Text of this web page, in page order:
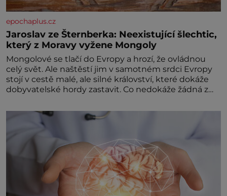
epochaplus.cz
Jaroslav ze Šternberka: Neexistující šlechtic,
který z Moravy vyžene Mongoly
Mongolové se tlačí do Evropy a hrozí, že ovládnou
celý svět. Ale naštěstí jim v samotném srdci Evropy
stojí v cestě malé, ale silné království, které dokáže
dobyvatelské hordy zastavit. Co nedokáže žádná z
král. Nebo že by ne? Mongolové od roku 1223
postupují podél Kaspického a Azovského moře,